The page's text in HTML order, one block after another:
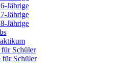
Jährige
Jährige
Jährige
Schüler
für Schüler